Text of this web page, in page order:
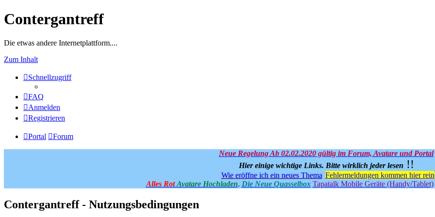
Contergantreff
Die etwas andere Internetplattform....
Zum Inhalt
Schnellzugriff
FAQ
Anmelden
Registrieren
Portal Forum
Neue Regelung Ab 02.02.2020 gültig im Forum, Avatare und Portal
Hier einige wichtige Links. Bitte wirklich jeder lesen !!
Wie eröffne ich ein neues Thema Fehlermeldungen kommen hier rein
Alles Rot Avatare Hochladen. Die Neue Quasselbox Tapatalk Mobile Geräte (Handy/Tablet)
Contergantreff - Nutzungsbedingungen